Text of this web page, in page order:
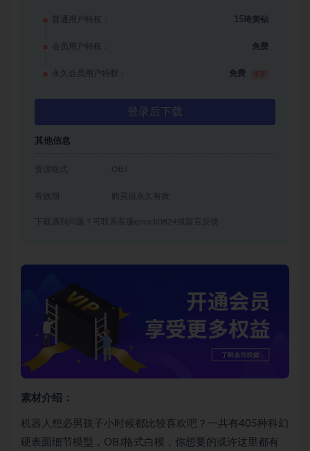
普通用户特权： 15琦美钻
会员用户特权： 免费
永久会员用户特权： 免费
登录后下载
其他信息
资源格式 OBJ
有效期 购买后永久有效
下载遇到问题？可联系客服qmsck0824或留言反馈
素材介绍：
机器人想必男孩子小时候都比较喜欢吧？一共有405种科幻
硬表面细节模型，OBJ格式白模，你想要的或许这里都有